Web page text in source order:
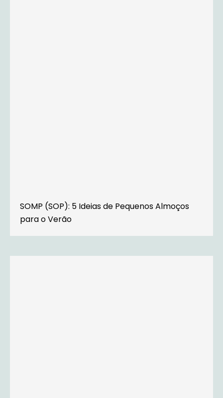
SOMP (SOP): 5 Ideias de Pequenos Almoços
para o Verão